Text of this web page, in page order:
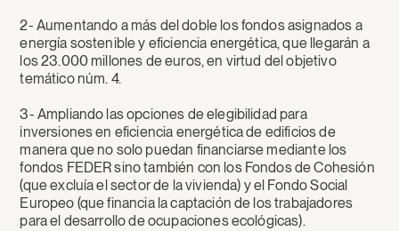
2- Aumentando a más del doble los fondos asignados a
energía sostenible y eficiencia energética, que llegarán a
los 23.000 millones de euros, en virtud del objetivo
temático núm. 4.
3- Ampliando las opciones de elegibilidad para
inversiones en eficiencia energética de edificios de
manera que no solo puedan financiarse mediante los
fondos FEDER sino también con los Fondos de Cohesión
(que excluía el sector de la vivienda) y el Fondo Social
Europeo (que financia la captación de los trabajadores
para el desarrollo de ocupaciones ecológicas).